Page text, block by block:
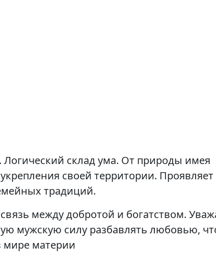
Логический склад ума. От природы имея
своей территории. Проявляет
традиций.
между добротой и богатством.
мужскую силу разбавлять любовью,
мире материи